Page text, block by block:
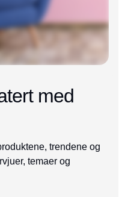
med
trendene og
temaer og